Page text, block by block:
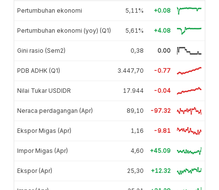
Pertumbuhan ekonomi 5,11% +0.08
Pertumbuhan ekonomi (yoy) (Q1) 5,61% +4.08
Gini rasio (Sem2) 0,38 0.00
PDB ADHK (Q1) 3.447,70 -0.77
Nilai Tukar USDIDR 17.944 -0.04
Neraca perdagangan (Apr) 89,10 -97.32
Ekspor Migas (Apr) 1,16 -9.81
Impor Migas (Apr) 4,60 +45.09
Ekspor (Apr) 25,30 +12.32